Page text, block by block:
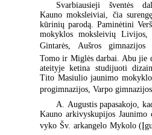
Svarbiausieji šventės
Kauno moksleiviai, čia
kūrinių parodą. Paminėtini
mokyklos moksleivių
Gintarės, Aušros
Tomo ir Miglės darbai. Abu jie
ateityje ketina studijuoti
Tito Masiulio jaunimo
progimnazijos, Varpo
A. Augustis papasakojo,
Kauno arkivyskupijos
vyko Šv. arkangelo Mykolo